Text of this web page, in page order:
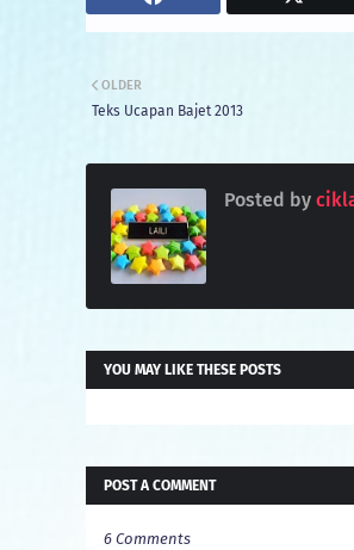
OLDER
Teks Ucapan Bajet 2013
Posted by
YOU MAY LIKE THESE POSTS
POST A COMMENT
6 Comments